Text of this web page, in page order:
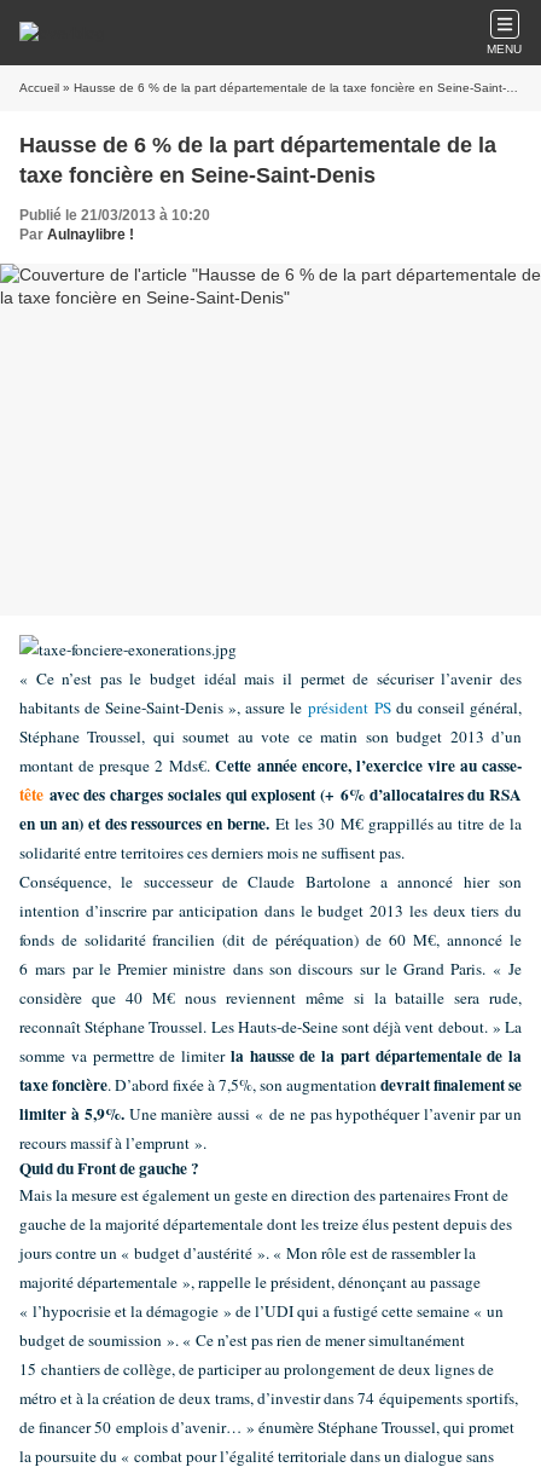
MENU
Accueil » Hausse de 6 % de la part départementale de la taxe foncière en Seine-Saint-Denis
Hausse de 6 % de la part départementale de la
taxe foncière en Seine-Saint-Denis
Publié le 21/03/2013 à 10:20
Par Aulnaylibre !
« Ce n’est pas le budget idéal mais il permet de sécuriser l’avenir des
habitants de Seine-Saint-Denis », assure le président PSdu conseil général,
Stéphane Troussel, qui soumet au vote ce matin son budget 2013 d’un
montant de presque 2 Mds€.Cette année encore, l’exercice vire au casse-
tête avec des charges sociales qui explosent (+ 6% d’allocataires du RSA
en un an) et des ressources en berne. Et les 30 M€ grappillés au titre de la
solidarité entre territoires ces derniers mois ne suffisent pas.
Conséquence, le successeur de Claude Bartolone a annoncé hier son
intention d’inscrire par anticipation dans le budget 2013 les deux tiers du
fonds de solidarité francilien (dit de péréquation) de 60 M€, annoncé le
6 mars par le Premier ministre dans son discours sur le Grand Paris. « Je
considère que 40 M€ nous reviennent même si la bataille sera rude,
reconnaît Stéphane Troussel. Les Hauts-de-Seine sont déjà vent debout. » La
somme va permettre de limiter la hausse de la part départementale de la
taxe foncière. D’abord fixée à 7,5%, son augmentationdevrait finalement se
limiter à 5,9%.Une manière aussi « de ne pas hypothéquer l’avenir par un
recours massif à l’emprunt ».
Quid du Front de gauche ?
Mais la mesure est également un geste en direction des partenaires Front de
gauche de la majorité départementale dont les treize élus pestent depuis des
jours contre un « budget d’austérité ». « Mon rôle est de rassembler la
majorité départementale », rappelle le président, dénonçant au passage
« l’hypocrisie et la démagogie » de l’UDI qui a fustigé cette semaine « un
budget de soumission ». « Ce n’est pas rien de mener simultanément
15 chantiers de collège, de participer au prolongement de deux lignes de
métro et à la création de deux trams, d’investir dans 74 équipements sportifs,
de financer 50 emplois d’avenir… » énumère Stéphane Troussel, qui promet
la poursuite du « combat pour l’égalité territoriale dans un dialogue sans